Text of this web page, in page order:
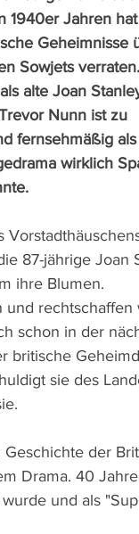
1940er Jahren
Geheimnisse
Sowjets
alte Joan
Nunn ist zu
fernsehmäßig
wirklich
87-jährige Joan
ihre Blumen.
und rechtschaffen
schon in der
britische
sie des
der
Drama. 40
und als